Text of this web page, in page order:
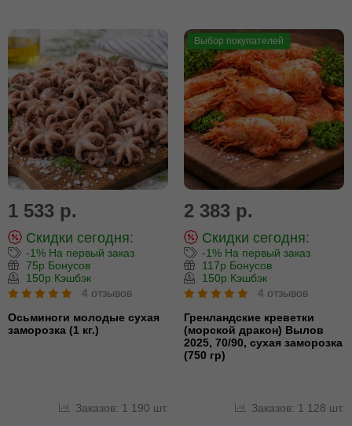
1 533 р.
Скидки сегодня:
-1% На первый заказ
75р Бонусов
150р Кэшбэк
4 отзывов
Осьминоги молодые сухая
заморозка (1 кг.)
Заказов: 1 190 шт.
Выбор покупателей
2 383 р.
Скидки сегодня:
-1% На первый заказ
117р Бонусов
150р Кэшбэк
4 отзывов
Гренландские креветки
(морской дракон) Вылов
2025, 70/90, сухая заморозка
(750 гр)
Заказов: 1 128 шт.